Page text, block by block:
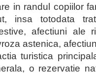
in randul copiilor
insa totodata
afectiuni ale
astenica,
turistica
o rezervatie